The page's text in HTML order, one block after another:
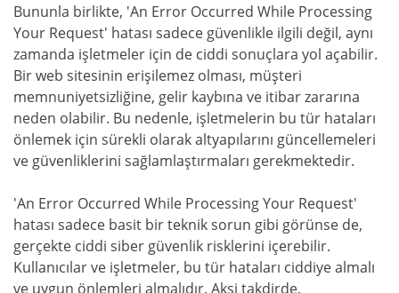
Bununla birlikte, 'An Error Occurred While Processing
Your Request' hatası sadece güvenlikle ilgili değil, aynı
zamanda işletmeler için de ciddi sonuçlara yol açabilir.
Bir web sitesinin erişilemez olması, müşteri
memnuniyetsizliğine, gelir kaybına ve itibar zararına
neden olabilir. Bu nedenle, işletmelerin bu tür hataları
önlemek için sürekli olarak altyapılarını güncellemeleri
ve güvenliklerini sağlamlaştırmaları gerekmektedir.
'An Error Occurred While Processing Your Request'
hatası sadece basit bir teknik sorun gibi görünse de,
gerçekte ciddi siber güvenlik risklerini içerebilir.
Kullanıcılar ve işletmeler, bu tür hataları ciddiye almalı
ve uygun önlemleri almalıdır. Aksi takdirde,